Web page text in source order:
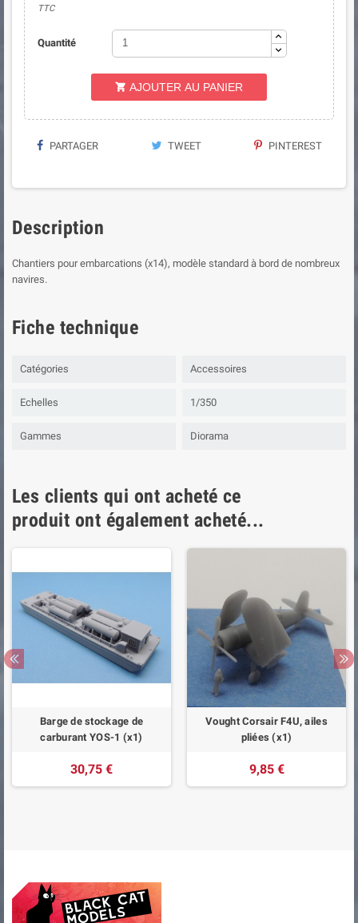
TTC
Quantité
 AJOUTER AU PANIER
PARTAGER TWEET PINTEREST
Description
Chantiers pour embarcations (x14), modèle standard à bord de nombreux
navires.
Fiche technique
Catégories Accessoires
Echelles 1/350
Gammes Diorama
Les clients qui ont acheté ce
produit ont également acheté...
Barge de stockage de
carburant YOS-1 (x1)
30,75 €
Vought Corsair F4U, ailes
pliées (x1)
9,85 €